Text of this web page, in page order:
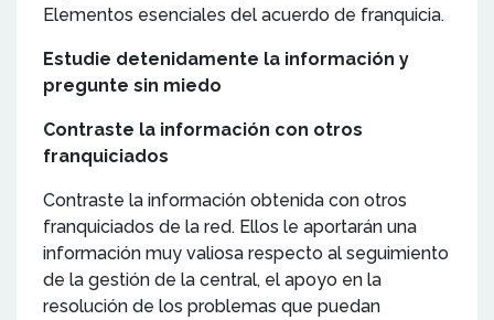
Elementos esenciales del acuerdo de franquicia.
Estudie detenidamente la información y
pregunte sin miedo
Contraste la información con otros
franquiciados
Contraste la información obtenida con otros
franquiciados de la red. Ellos le aportarán una
información muy valiosa respecto al seguimiento
de la gestión de la central, el apoyo en la
resolución de los problemas que puedan